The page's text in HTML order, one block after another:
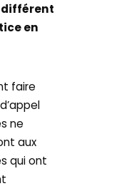
différent
en
faire
ne
aux
qui ont